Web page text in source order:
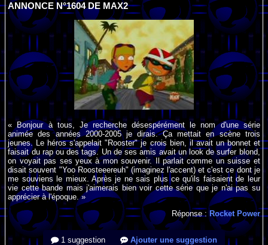
ANNONCE N°1604 DE MAX2
« Bonjour à tous, Je recherche désespérément le nom d'une série
animée des années 2000-2005 je dirais. Ça mettait en scène trois
jeunes. Le héros s'appelait "Rooster" je crois bien, il avait un bonnet et
faisait du rap ou des tags. Un de ses amis avait un look de surfer blond,
on voyait pas ses yeux à mon souvenir. Il parlait comme un suisse et
disait souvent "Yoo Roosteeereuh" (imaginez l'accent) et c'est ce dont je
me souviens le mieux. Après je ne sais plus ce qu'ils faisaient de leur
vie cette bande mais j'aimerais bien voir cette série que je n'ai pas su
apprécier à l'époque. »
Réponse : Rocket Power
1 suggestion Ajouter une suggestion